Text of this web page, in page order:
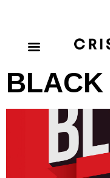
BLACK